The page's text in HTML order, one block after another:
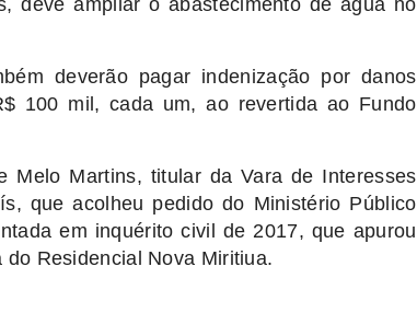
deve ampliar o abastecimento de água no
deverão pagar indenização por danos
100 mil, cada um, ao revertida ao Fundo
Melo Martins, titular da Vara de Interesses
que acolheu pedido do Ministério Público
em inquérito civil de 2017, que apurou
Residencial Nova Miritiua.